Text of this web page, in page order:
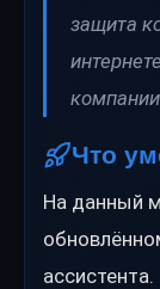
защита
Что
На данный